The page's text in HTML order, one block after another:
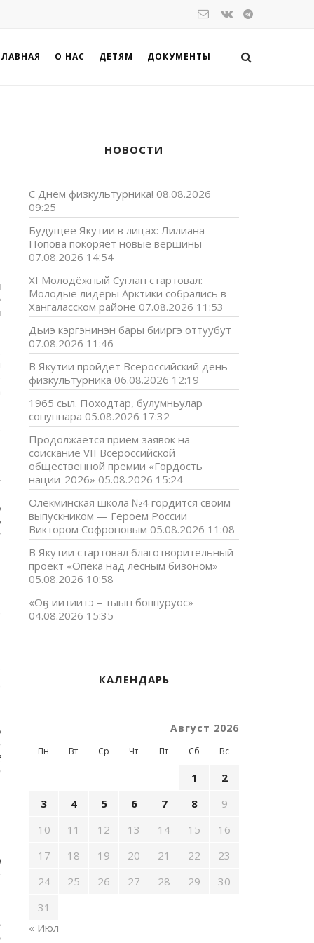
О НАС ДЕТЯМ ДОКУМЕНТЫ
НОВОСТИ
С Днем физкультурника! 08.08.2026
09:25
Будущее Якутии в лицах: Лилиана
Попова покоряет новые вершины
07.08.2026 14:54
XI Молодёжный Суглан стартовал:
Молодые лидеры Арктики собрались в
Хангаласском районе 07.08.2026 11:53
Дьиэ кэргэнинэн бары бииргэ оттуубут
07.08.2026 11:46
В Якутии пройдет Всероссийский день
физкультурника 06.08.2026 12:19
1965 сыл. Походтар, булумньулар
сонуннара 05.08.2026 17:32
Продолжается прием заявок на
соискание VII Всероссийской
общественной премии «Гордость
нации-2026» 05.08.2026 15:24
Олекминская школа №4 гордится своим
выпускником — Героем России
Виктором Софроновым 05.08.2026 11:08
В Якутии стартовал благотворительный
проект «Опека над лесным бизоном»
05.08.2026 10:58
«Оҕо иитиитэ – тыын боппуруос»
04.08.2026 15:35
КАЛЕНДАРЬ
Август 2026
Пн Вт Ср Чт Пт Сб Вс
1
2
3
4 5 6 7 8
9
10
11 12 13 14 15
16
17
18 19 20 21 22
23
24
25 26 27 28 29
30
31
« Июл